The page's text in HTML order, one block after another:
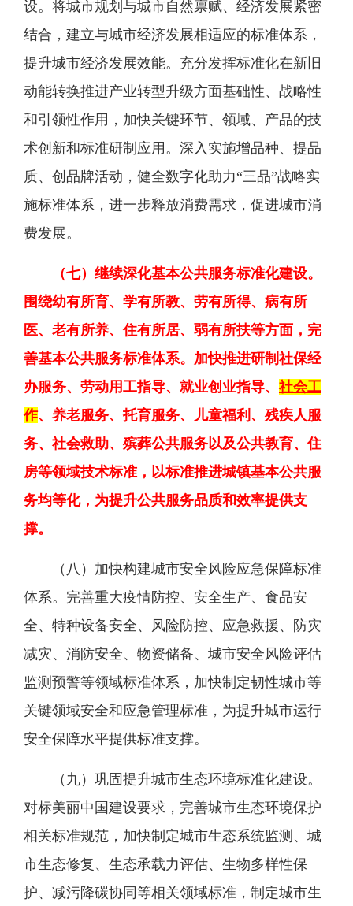
设。将城市规划与城市自然禀赋、经济发展紧密
结合，建立与城市经济发展相适应的标准体系，
提升城市经济发展效能。充分发挥标准化在新旧
动能转换推进产业转型升级方面基础性、战略性
和引领性作用，加快关键环节、领域、产品的技
术创新和标准研制应用。深入实施增品种、提品
质、创品牌活动，健全数字化助力“三品”战略实
施标准体系，进一步释放消费需求，促进城市消
费发展。
（七）继续深化基本公共服务标准化建设。
围绕幼有所育、学有所教、劳有所得、病有所
医、老有所养、住有所居、弱有所扶等方面，完
善基本公共服务标准体系。加快推进研制社保经
办服务、劳动用工指导、就业创业指导、 社会工
作、养老服务、托育服务、儿童福利、残疾人服
务、社会救助、殡葬公共服务以及公共教育、住
房等领域技术标准，以标准推进城镇基本公共服
务均等化，为提升公共服务品质和效率提供支
撑。
（八）加快构建城市安全风险应急保障标准
体系。完善重大疫情防控、安全生产、食品安
全、特种设备安全、风险防控、应急救援、防灾
减灾、消防安全、物资储备、城市安全风险评估
监测预警等领域标准体系，加快制定韧性城市等
关键领域安全和应急管理标准，为提升城市运行
安全保障水平提供标准支撑。
（九）巩固提升城市生态环境标准化建设。
对标美丽中国建设要求，完善城市生态环境保护
相关标准规范，加快制定城市生态系统监测、城
市生态修复、生态承载力评估、生物多样性保
护、减污降碳协同等相关领域标准，制定城市生